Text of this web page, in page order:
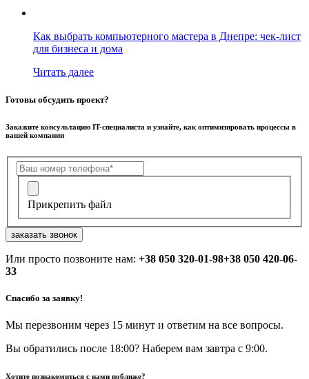
Как выбрать компьютерного мастера в Днепре: чек-лист
для бизнеса и дома
Читать далее
Готовы обсудить проект?
Закажите консультацию IT-специалиста и узнайте, как оптимизировать процессы в
вашей компании
Прикрепить файл
заказать звонок
Или просто позвоните нам: +38 050 320-01-98+38 050 420-06-
33
Спасибо за заявку!
Мы перезвоним через 15 минут и ответим на все вопросы.
Вы обратились после 18:00? Наберем вам завтра с 9:00.
Хотите познакомиться с нами поближе?